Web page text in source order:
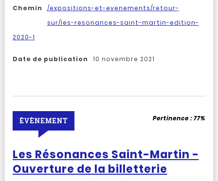
Chemin
/expositions-et-evenements/retour-
sur/les-resonances-saint-martin-edition-
2020-1
Date de publication 10 novembre 2021
Les Résonances Saint-Martin -
Ouverture de la billetterie
ÉVÈNEMENT Pertinence :77%